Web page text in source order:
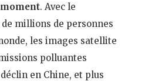
. Avec le
millions de personnes
les images satellite
polluantes
en Chine, et plus